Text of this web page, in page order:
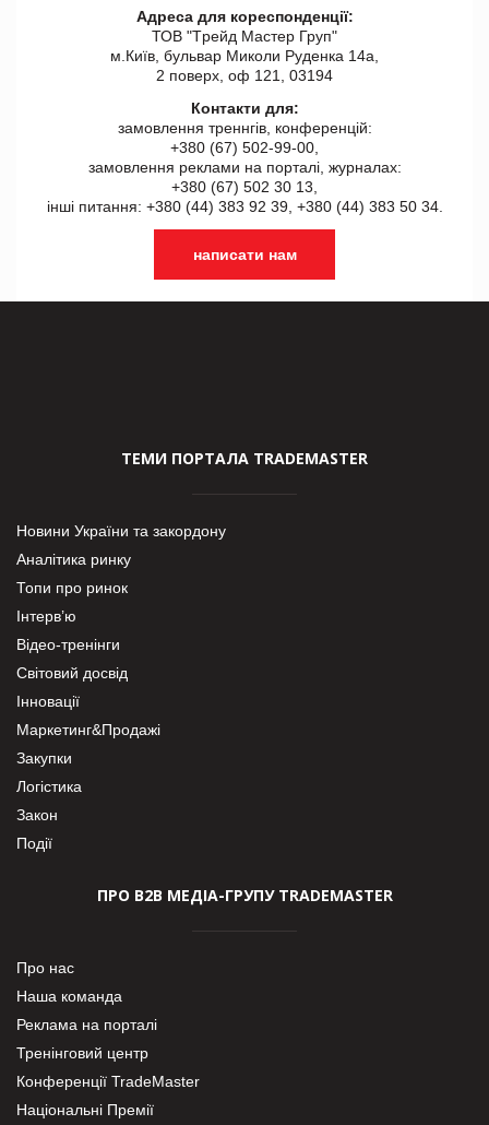
Адреса для кореспонденції:
ТОВ "Tрейд Мастер Груп"
м.Київ, бульвар Миколи Руденка 14а,
2 поверх, оф 121, 03194
Контакти для:
замовлення треннгів, конференцій:
+380 (67) 502-99-00,
замовлення реклами на порталі, журналах:
+380 (67) 502 30 13,
інші питання: +380 (44) 383 92 39, +380 (44) 383 50 34.
написати нам
ТЕМИ ПОРТАЛА TRADEMASTER
Новини України та закордону
Аналітика ринку
Топи про ринок
Інтерв’ю
Відео-тренінги
Світовий досвід
Інновації
Маркетинг&Продажі
Закупки
Логістика
Закон
Події
ПРО В2В МЕДІА-ГРУПУ TRADEMASTER
Про нас
Наша команда
Реклама на порталі
Тренінговий центр
Конференції TradeMaster
Національні Премії